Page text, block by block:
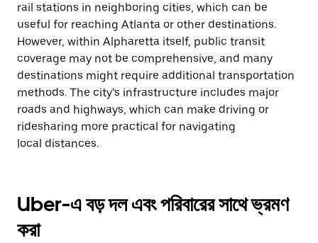
rail stations in neighboring cities, which can be
useful for reaching Atlanta or other destinations.
However, within Alpharetta itself, public transit
coverage may not be comprehensive, and many
destinations might require additional transportation
methods. The city’s infrastructure includes major
roads and highways, which can make driving or
ridesharing more practical for navigating
local distances.
Uber-এ বড় দল এবং পরিবারের সাথে ভ্রমণ
করা